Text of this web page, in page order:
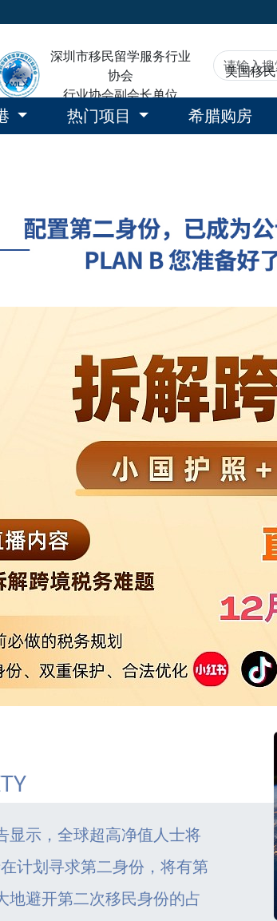
深圳市移民留学服务行业
协会
行业协会副会长单位
美国移民
热门项目 希腊购房
显示，全球超高净值人士将
计划寻求第二身份，将有第
地避开第二次移民身份的占